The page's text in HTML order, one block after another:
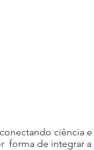
ciência e
forma de integrar a